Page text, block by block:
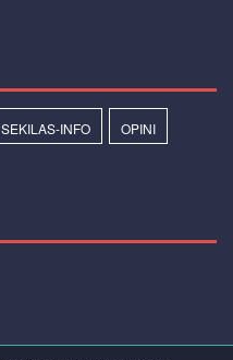
SEKILAS-INFO OPINI